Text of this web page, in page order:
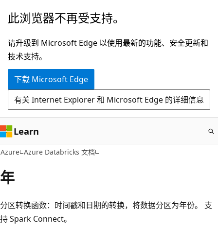
跳
主
要
内
此浏览器不再受支持。
请升级到 Microsoft Edge 以使用最新的功能、安全更新和
技术支持。
下载 Microsoft Edge
有关 Internet Explorer 和 Microsoft Edge 的详细信息
Learn
Azure Azure Databricks 文档
年
分区转换函数：时间戳和日期的转换，将数据分区为年份。 支
持 Spark Connect。